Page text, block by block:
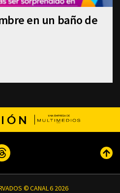
en un baño de
Threads
© CANAL 6 2026